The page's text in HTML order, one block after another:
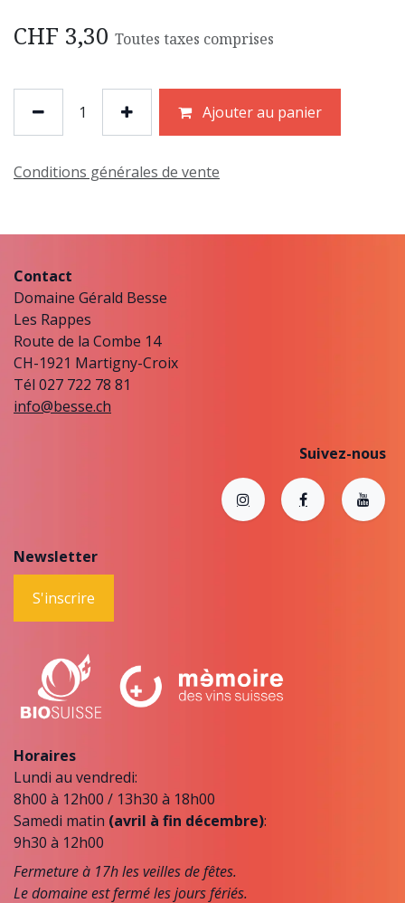
CHF 3,30 Toutes taxes comprises
Ajouter au panier
Conditions générales de vente
Contact
Domaine Gérald Besse
Les Rappes
Route de la Combe 14
CH-1921 Martigny-Croix
Tél 027 722 78 81
info@besse.ch
Suivez-nous
Newsletter
S'inscrire
Horaires
Lundi au vendredi:
8h00 à 12h00 / 13h30 à 18h00
Samedi matin (avril à fin décembre):
9h30 à 12h00
Fermeture à 17h les veilles de fêtes.
Le domaine est fermé les jours fériés.